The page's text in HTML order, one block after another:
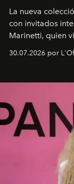
La nueva
con invitados
Marinetti, quien
30.07.2026 por